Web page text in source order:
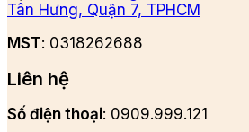
Tân Hưng, Quận 7, TPHCM
MST: 0318262688
Liên hệ
Số điện thoại: 0909.999.121